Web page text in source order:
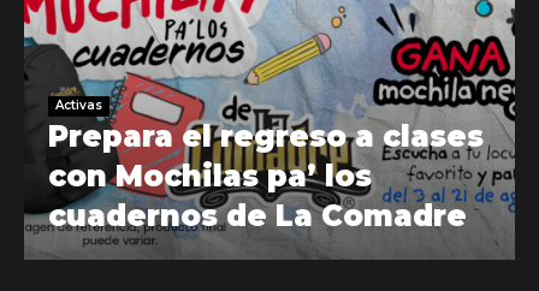
Activas
Prepara el regreso a clases
con Mochilas pa’ los
cuadernos de La Comadre